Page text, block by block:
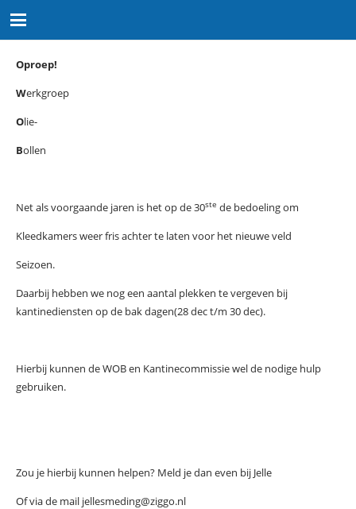
Oproep!
Werkgroep
Olie-
Bollen
Net als voorgaande jaren is het op de 30ste de bedoeling om
Kleedkamers weer fris achter te laten voor het nieuwe veld
Seizoen.
Daarbij hebben we nog een aantal plekken te vergeven bij
kantinediensten op de bak dagen(28 dec t/m 30 dec).
Hierbij kunnen de WOB en Kantinecommissie wel de nodige hulp
gebruiken.
Zou je hierbij kunnen helpen? Meld je dan even bij Jelle
Of via de mail jellesmeding@ziggo.nl